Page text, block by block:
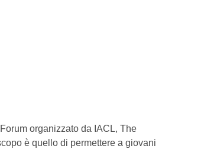
organizzato da IACL, The
è quello di permettere a giovani